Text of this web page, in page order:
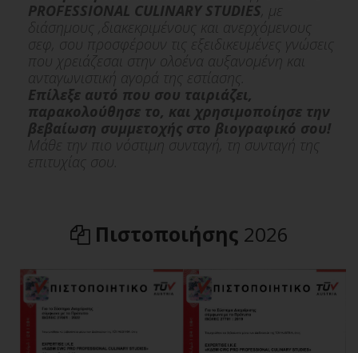
PROFESSIONAL CULINARY STUDIES , με
διάσημους ,διακεκριμένους και ανερχόμενους
σεφ, σου προσφέρουν τις εξειδικευμένες γνώσεις
που χρειάζεσαι στην ολοένα αυξανομένη και
ανταγωνιστική αγορά της εστίασης.
Επίλεξε αυτό που σου ταιριάζει,
παρακολούθησε το, και χρησιμοποίησε την
βεβαίωση συμμετοχής στο βιογραφικό σου!
Μάθε την πιο νόστιμη συνταγή, τη συνταγή της
επιτυχίας σου.
Πιστοποιήσης 2026